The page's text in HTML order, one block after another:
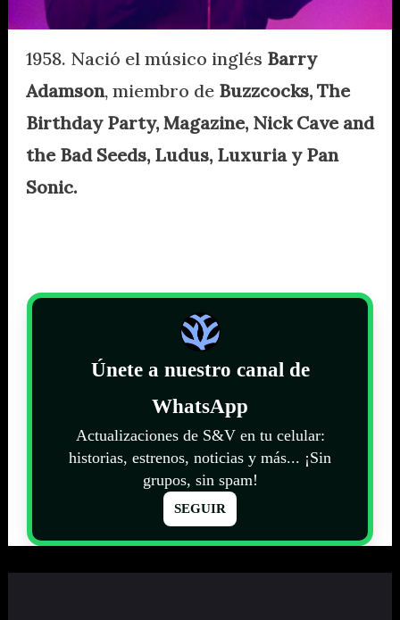
1958. Nació el músico inglés Barry
Adamson, miembro de Buzzcocks, The
Birthday Party, Magazine, Nick Cave and
the Bad Seeds, Ludus, Luxuria y Pan
Sonic.
Únete a nuestro canal de
WhatsApp
Actualizaciones de S&V en tu celular:
historias, estrenos, noticias y más... ¡Sin
grupos, sin spam!
SEGUIR